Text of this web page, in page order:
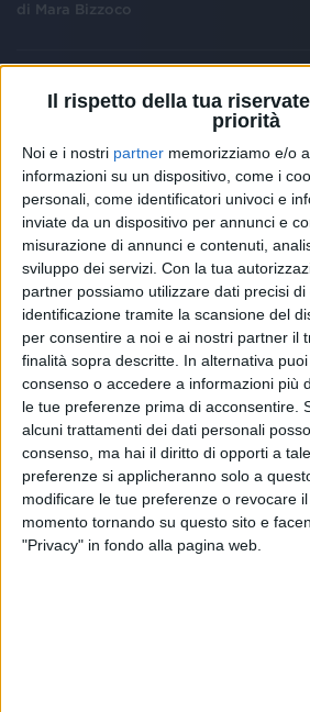
Il rispetto della tua
priorità
Noi e i nostri partner memorizziamo e/o
informazioni su un dispositivo, come i
personali, come identificatori univoci e
inviate da un dispositivo per annunci e
misurazione di annunci e contenuti,
sviluppo dei servizi. Con la tua
partner possiamo utilizzare dati precisi
identificazione tramite la scansione del
per consentire a noi e ai nostri partner il
finalità sopra descritte. In alternativa
consenso o accedere a informazioni più
le tue preferenze prima di acconsentire.
alcuni trattamenti dei dati personali
consenso, ma hai il diritto di opporti a
preferenze si applicheranno solo a
modificare le tue preferenze o revocare
momento tornando su questo sito e
"Privacy" in fondo alla pagina web.
di Mara Bizzoco
SANREMO 2022 01 feb 2022
Noemi a Radio Italia:
generoso"
Mahmood è fra gli autori di Ti
brano con cui Noemi si presenta
settima volta